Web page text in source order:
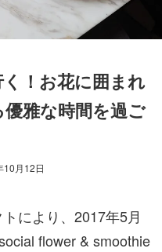
！お花に囲まれ
雅な時間を過ご
10月12日
により、2017年5月
flower & smoothie